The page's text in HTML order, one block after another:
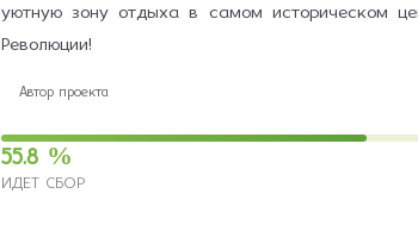
уютную зону отдыха в самом историческом
Революции!
Автор проекта
55.8 %
ИДЁТ СБОР